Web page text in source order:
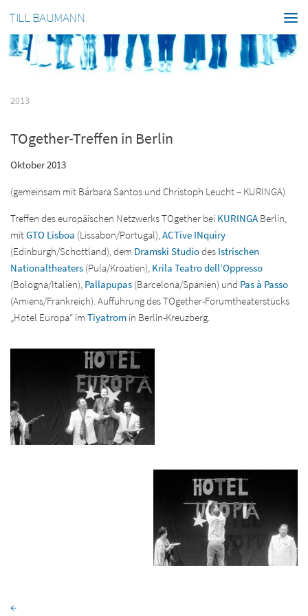
TILL BAUMANN
2013
TOgether-Treffen in Berlin
Oktober 2013
(gemeinsam mit Bárbara Santos und Christoph Leucht – KURINGA)
Treffen des europäischen Netzwerks TOgether bei KURINGA Berlin,
mitGTO Lisboa (Lissabon/Portugal),ACTive INquiry
(Edinburgh/Schottland), dem Dramski Studiodes Istrischen
Nationaltheaters (Pula/Kroatien), Krila Teatro dell’Oppresso
(Bologna/Italien), Pallapupas (Barcelona/Spanien) und Pas à Passo
(Amiens/Frankreich). Aufführung des TOgether-Forumtheaterstücks
„Hotel Europa“ im Tiyatrom in Berlin-Kreuzberg.
←